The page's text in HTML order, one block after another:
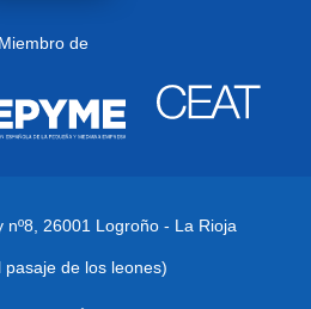
Miembro de
26001 Logroño - La Rioja
pasaje de los leones)